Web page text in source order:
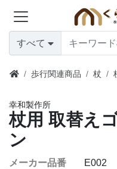
すべて
歩行関連商品 杖
幸和製作所
杖用 取替え
ン
メーカー品番 E002